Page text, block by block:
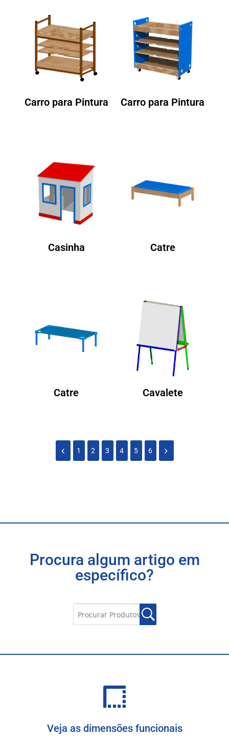
Carro para Pintura Carro para Pintura
Casinha Catre
Catre Cavalete
1 2 3 4 5 6
Procura algum artigo em
específico?
Veja as dimensões funcionais